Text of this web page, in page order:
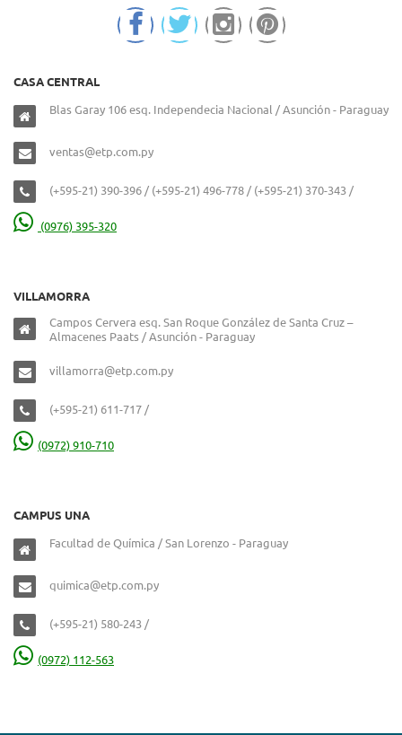
CASA CENTRAL
Blas Garay 106 esq. Independecia Nacional / Asunción - Paraguay
ventas@etp.com.py
(+595-21) 390-396 / (+595-21) 496-778 / (+595-21) 370-343 /
(0976) 395-320
VILLAMORRA
Campos Cervera esq. San Roque González de Santa Cruz –
Almacenes Paats / Asunción - Paraguay
villamorra@etp.com.py
(+595-21) 611-717 /
(0972) 910-710
CAMPUS UNA
Facultad de Química / San Lorenzo - Paraguay
quimica@etp.com.py
(+595-21) 580-243 /
(0972) 112-563